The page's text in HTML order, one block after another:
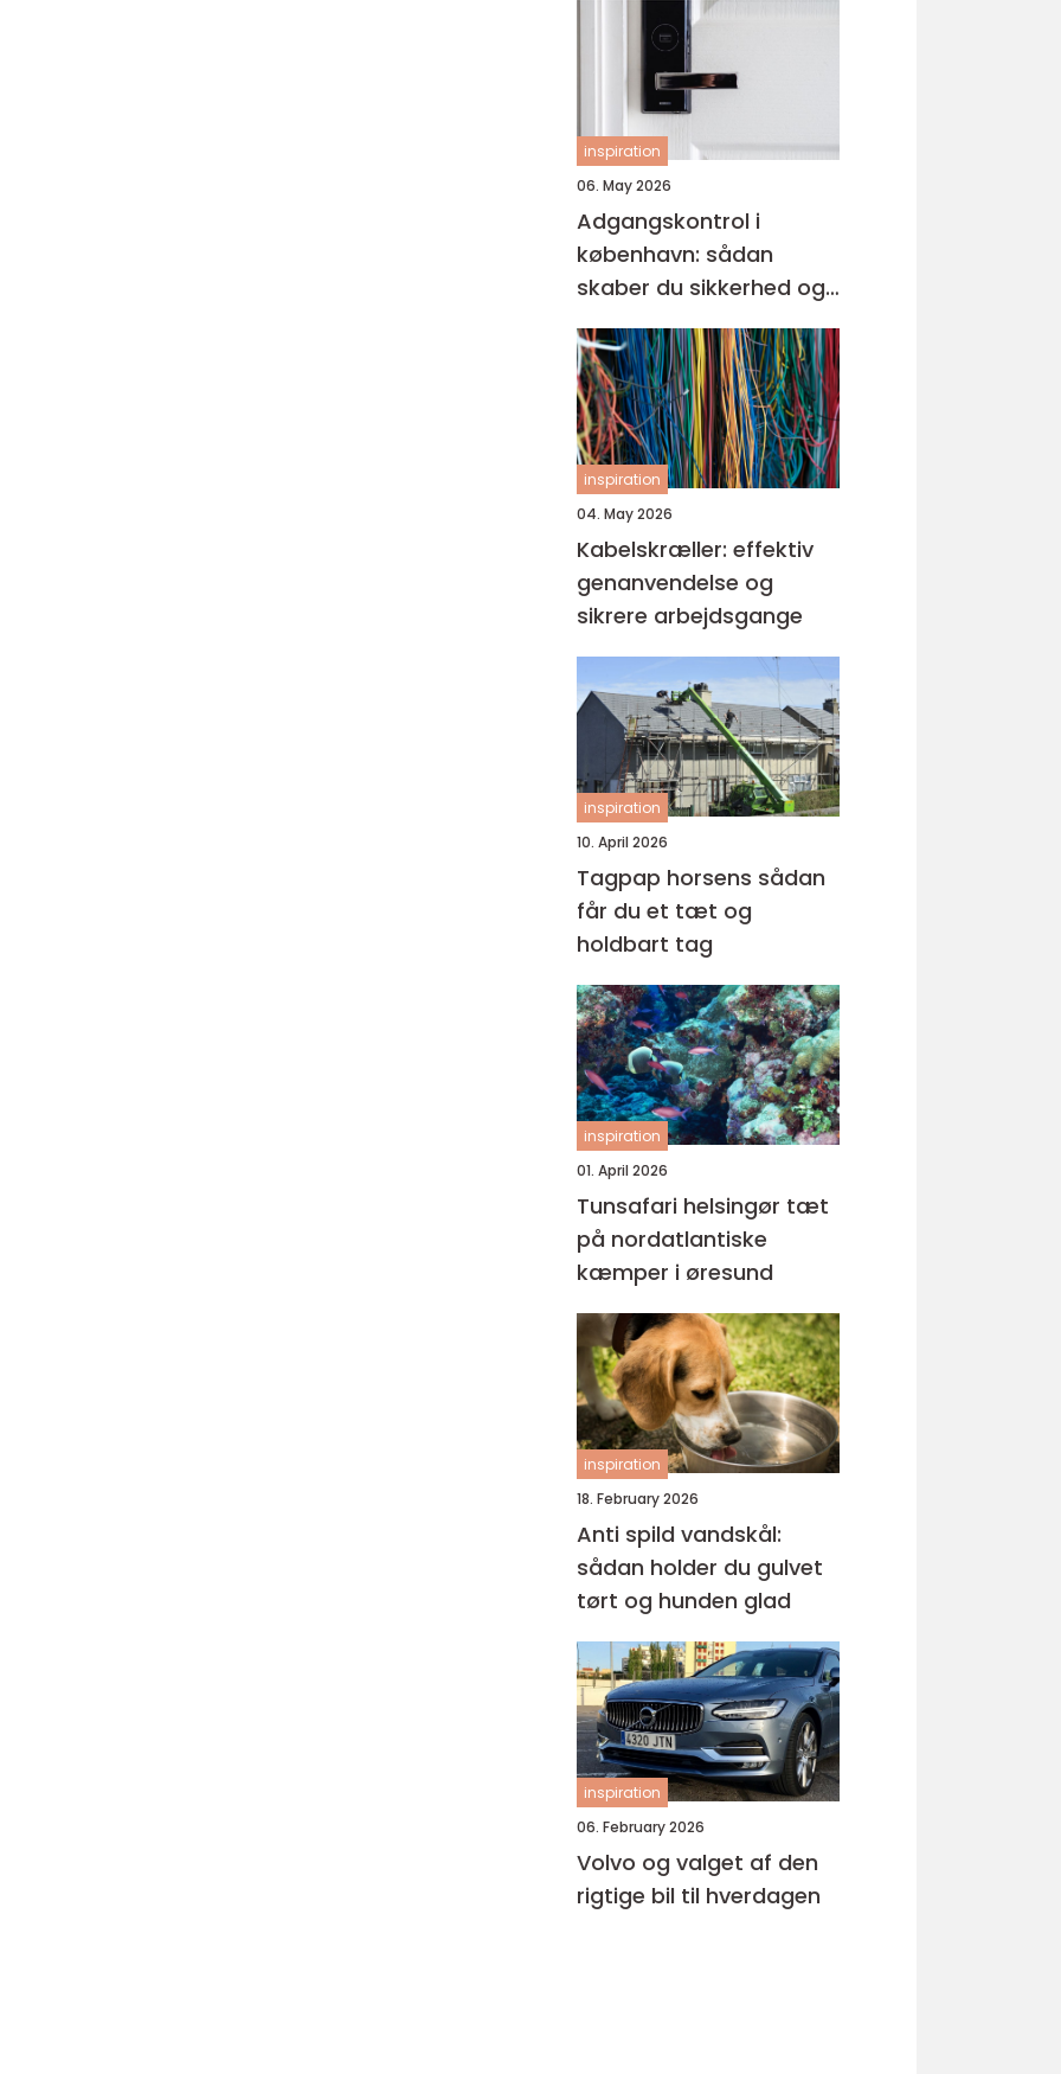
inspiration
06. May 2026
Adgangskontrol i
københavn: sådan
skaber du sikkerhed og
tryghed i hverdagen
inspiration
04. May 2026
Kabelskræller: effektiv
genanvendelse og
sikrere arbejdsgange
inspiration
10. April 2026
Tagpap horsens sådan
får du et tæt og
holdbart tag
inspiration
01. April 2026
Tunsafari helsingør tæt
på nordatlantiske
kæmper i øresund
inspiration
18. February 2026
Anti spild vandskål:
sådan holder du gulvet
tørt og hunden glad
inspiration
06. February 2026
Volvo og valget af den
rigtige bil til hverdagen